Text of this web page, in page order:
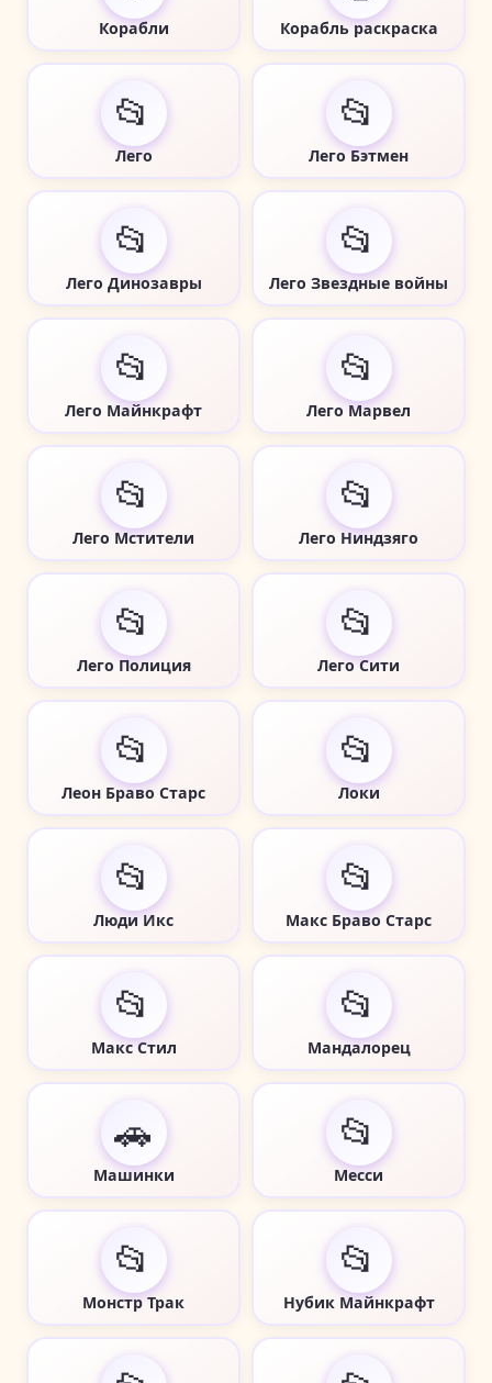
Корабли Корабль раскраска
📂
Лего
📂
Лего Бэтмен
📂
Лего Динозавры
📂
Лего Звездные войны
📂
Лего Майнкрафт
📂
Лего Марвел
📂
Лего Мстители
📂
Лего Ниндзяго
📂
Лего Полиция
📂
Лего Сити
📂
Леон Браво Старс
📂
Локи
📂
Люди Икс
📂
Макс Браво Старс
📂
Макс Стил
📂
Мандалорец
🚗
Машинки
📂
Месси
📂
Монстр Трак
📂
Нубик Майнкрафт